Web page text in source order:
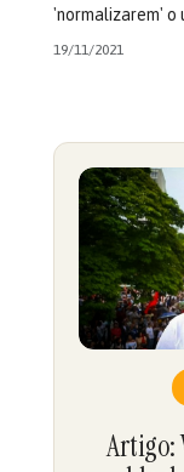
'normalizarem' o
19/11/2021
Artigo: